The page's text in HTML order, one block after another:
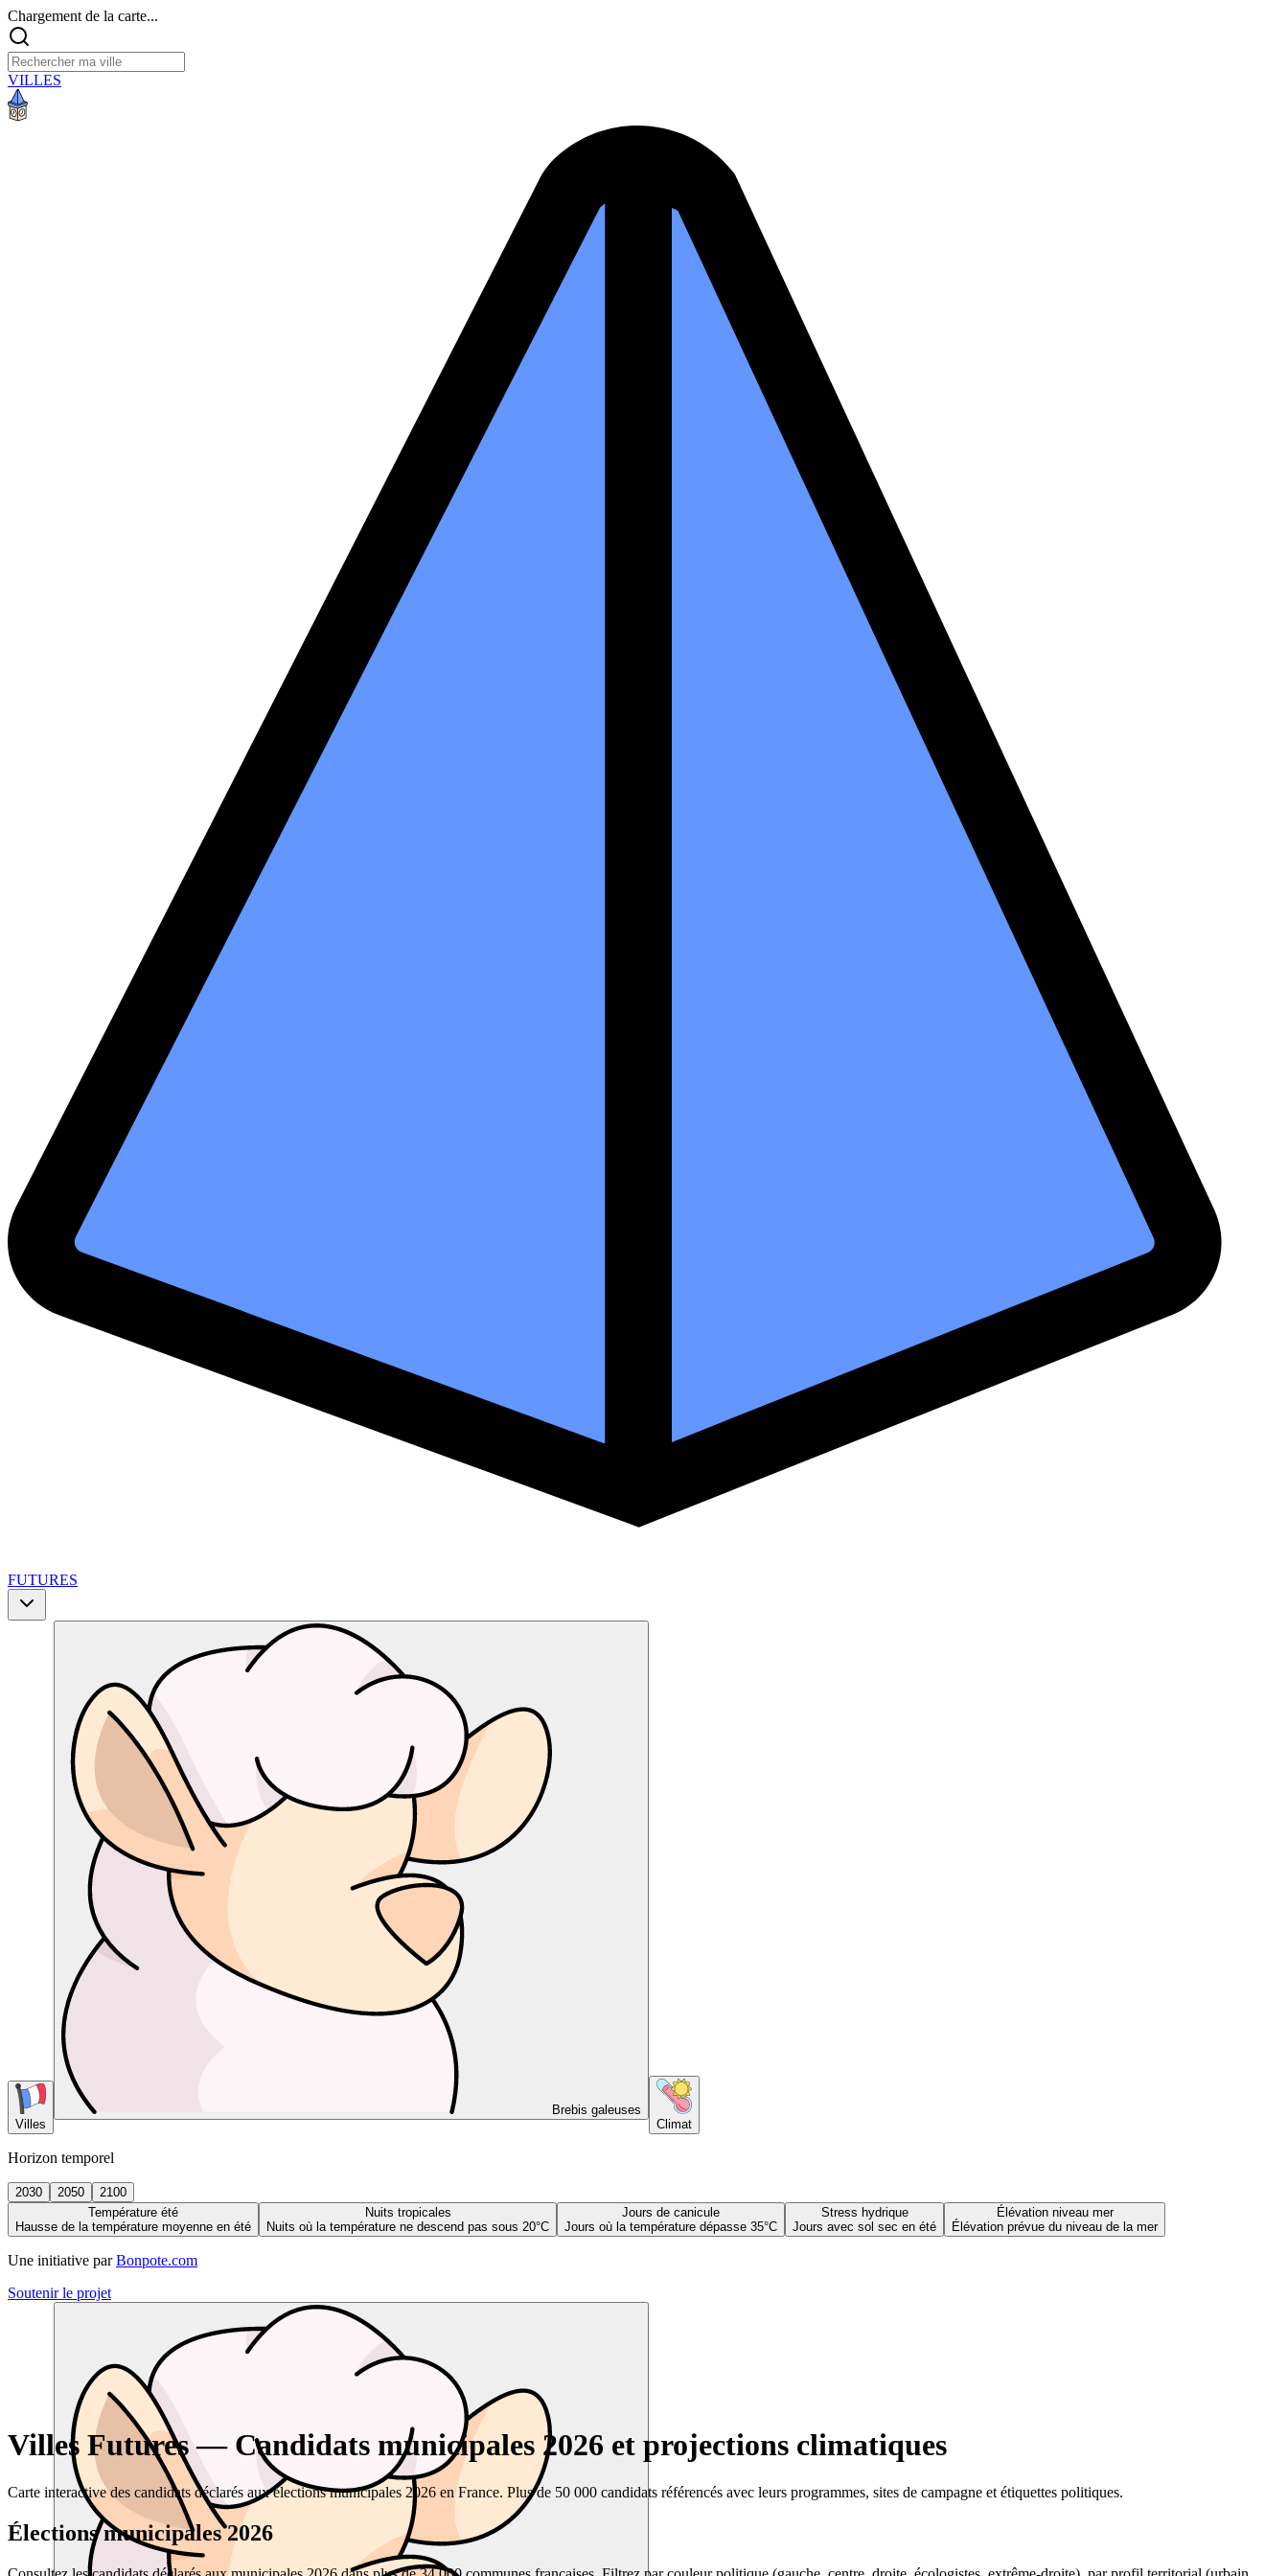
Chargement de la carte...
VILLES
FUTURES
Villes
Brebis galeuses
Climat
Horizon temporel
2030 2050
2100
Température été
Hausse de la température moyenne en été
Nuits tropicales
Nuits où la température ne descend pas sous 20°C
Jours de canicule
Jours où la température dépasse 35°C
Stress hydrique
Jours avec sol sec en été
Élévation niveau mer
Élévation prévue du niveau de la mer
Une initiative par Bonpote.com
Soutenir le projet
Villes Futures — Candidats municipales 2026 et projections climatiques
Carte interactive des candidats déclarés aux élections municipales 2026 en France. Plus de 50 000 candidats référencés avec leurs programmes, sites de campagne et étiquettes politiques.
Élections municipales 2026